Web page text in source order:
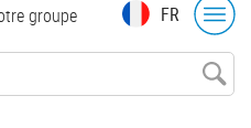
FR
groupe